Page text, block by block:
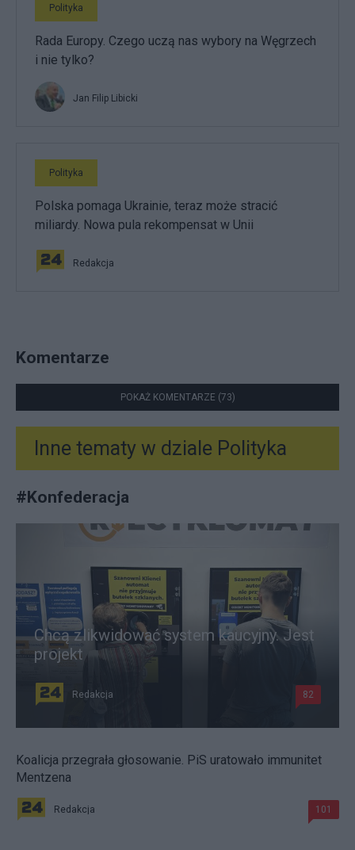
Polityka
Rada Europy. Czego uczą nas wybory na Węgrzech
i nie tylko?
Jan Filip Libicki
Polityka
Polska pomaga Ukrainie, teraz może stracić
miliardy. Nowa pula rekompensat w Unii
Redakcja
Komentarze
POKAŻ KOMENTARZE (73)
Inne tematy w dziale Polityka
#Konfederacja
Chcą zlikwidować system kaucyjny. Jest
projekt
Redakcja 82
Koalicja przegrała głosowanie. PiS uratowało immunitet
Mentzena
Redakcja 101